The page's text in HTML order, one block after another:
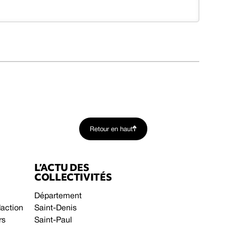
Retour en haut
L’ACTU DES
COLLECTIVITÉS
Département
Saint-Denis
Saint-Paul